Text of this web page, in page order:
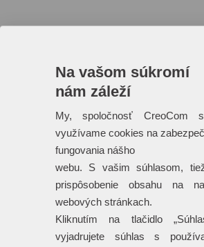
Reklamné predmety s
potlačou
Dáždniky
Tašky
Hračky
Klobúky
Na vašom súkromí
nám záleží
My, spoločnosť CreoCom
využívame cookies na
fungovania nášho
webu. S vašim súhlasom,
prispôsobenie obsahu na
webových stránkach.
Kliknutím na tlačidlo
vyjadrujete súhlas s